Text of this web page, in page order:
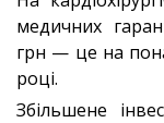
медичних
грн — це на
році.
Збільшене